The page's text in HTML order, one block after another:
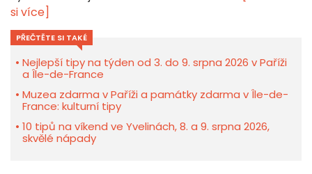
si více]
PŘEČTĚTE SI TAKÉ
Nejlepší tipy na týden od 3. do 9. srpna 2026 v Paříži
a Île-de-France
Muzea zdarma v Paříži a památky zdarma v Île-de-
France: kulturní tipy
10 tipů na víkend ve Yvelinách, 8. a 9. srpna 2026,
skvělé nápady